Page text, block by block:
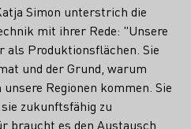
Simon unterstrich die
mit ihrer Rede: "Unsere
als Produktionsflächen. Sie
und der Grund, warum
Regionen kommen. Sie
zukunftsfähig zu
braucht es den Austausch,